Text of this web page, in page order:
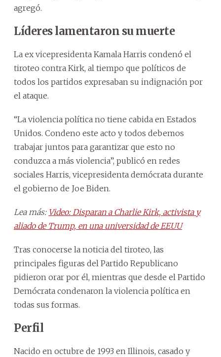
agregó.
Líderes lamentaron su muerte
La ex vicepresidenta Kamala Harris condenó el
tiroteo contra Kirk, al tiempo que políticos de
todos los partidos expresaban su indignación por
el ataque.
“La violencia política no tiene cabida en Estados
Unidos. Condeno este acto y todos debemos
trabajar juntos para garantizar que esto no
conduzca a más violencia”, publicó en redes
sociales Harris, vicepresidenta demócrata durante
el gobierno de Joe Biden.
Lea más: Video: Disparan a Charlie Kirk, activista y
aliado de Trump, en una universidad de EEUU
Tras conocerse la noticia del tiroteo, las
principales figuras del Partido Republicano
pidieron orar por él, mientras que desde el Partido
Demócrata condenaron la violencia política en
todas sus formas.
Perfil
Nacido en octubre de 1993 en Illinois, casado y